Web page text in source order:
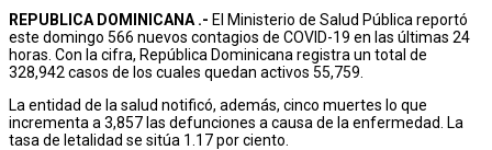
REPUBLICA DOMINICANA .- El Ministerio de Salud Pública reportó
este domingo 566 nuevos contagios de COVID-19 en las últimas 24
horas. Con la cifra, República Dominicana registra un total de
328,942 casos de los cuales quedan activos 55,759.
La entidad de la salud notificó, además, cinco muertes lo que
incrementa a 3,857 las defunciones a causa de la enfermedad. La
tasa de letalidad se sitúa 1.17 por ciento.